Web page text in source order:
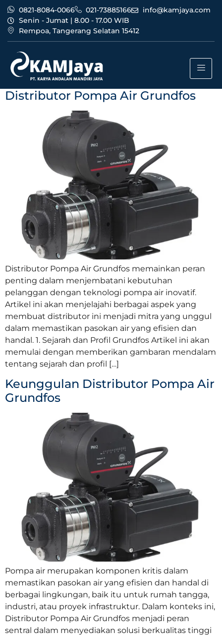
0821-8084-0066 021-73885166
info@kamjaya.com
Senin - Jumat | 8.00 - 17.00 WIB
Rempoa, Tangerang Selatan 15412
Tag:
air grundfos terpercaya
Distributor Pompa Air Grundfos
Distributor Pompa Air Grundfos memainkan peran
penting dalam menjembatani kebutuhan
pelanggan dengan teknologi pompa air inovatif.
Artikel ini akan menjelajahi berbagai aspek yang
membuat distributor ini menjadi mitra yang unggul
dalam memastikan pasokan air yang efisien dan
handal. 1. Sejarah dan Profil Grundfos Artikel ini akan
memulai dengan memberikan gambaran mendalam
tentang sejarah dan profil […]
Keunggulan Distributor Pompa Air
Grundfos
Pompa air merupakan komponen kritis dalam
memastikan pasokan air yang efisien dan handal di
berbagai lingkungan, baik itu untuk rumah tangga,
industri, atau proyek infrastruktur. Dalam konteks ini,
Distributor Pompa Air Grundfos menjadi peran
sentral dalam menyediakan solusi berkualitas tinggi